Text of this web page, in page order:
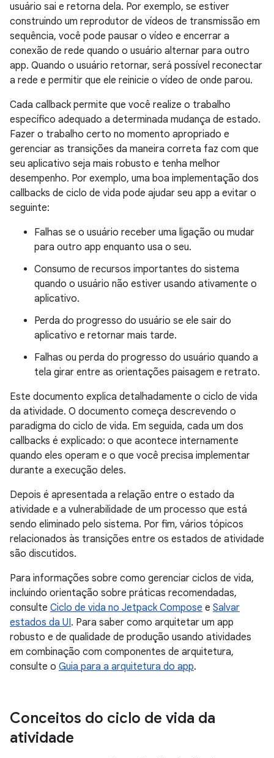
usuário sai e retorna dela. Por exemplo, se estiver
construindo um reprodutor de vídeos de transmissão em
sequência, você pode pausar o vídeo e encerrar a
conexão de rede quando o usuário alternar para outro
app. Quando o usuário retornar, será possível reconectar
a rede e permitir que ele reinicie o vídeo de onde parou.
Cada callback permite que você realize o trabalho
específico adequado a determinada mudança de estado.
Fazer o trabalho certo no momento apropriado e
gerenciar as transições da maneira correta faz com que
seu aplicativo seja mais robusto e tenha melhor
desempenho. Por exemplo, uma boa implementação dos
callbacks de ciclo de vida pode ajudar seu app a evitar o
seguinte:
Falhas se o usuário receber uma ligação ou mudar
para outro app enquanto usa o seu.
Consumo de recursos importantes do sistema
quando o usuário não estiver usando ativamente o
aplicativo.
Perda do progresso do usuário se ele sair do
aplicativo e retornar mais tarde.
Falhas ou perda do progresso do usuário quando a
tela girar entre as orientações paisagem e retrato.
Este documento explica detalhadamente o ciclo de vida
da atividade. O documento começa descrevendo o
paradigma do ciclo de vida. Em seguida, cada um dos
callbacks é explicado: o que acontece internamente
quando eles operam e o que você precisa implementar
durante a execução deles.
Depois é apresentada a relação entre o estado da
atividade e a vulnerabilidade de um processo que está
sendo eliminado pelo sistema. Por fim, vários tópicos
relacionados às transições entre os estados de atividade
são discutidos.
Para informações sobre como gerenciar ciclos de vida,
incluindo orientação sobre práticas recomendadas,
consulte Ciclo de vida no Jetpack Compose e Salvar
estados da UI. Para saber como arquitetar um app
robusto e de qualidade de produção usando atividades
em combinação com componentes de arquitetura,
consulte o Guia para a arquitetura do app.
Conceitos do ciclo de vida da
atividade